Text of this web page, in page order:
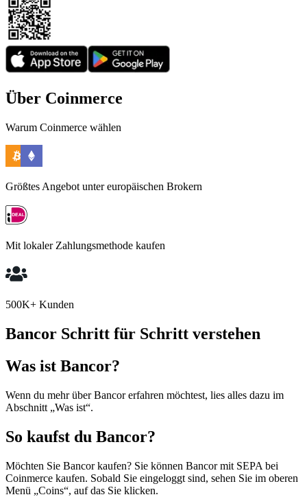
Über Coinmerce
Warum Coinmerce wählen
Größtes Angebot unter europäischen Brokern
Mit lokaler Zahlungsmethode kaufen
500K+ Kunden
Bancor Schritt für Schritt verstehen
Was ist Bancor?
Wenn du mehr über Bancor erfahren möchtest, lies alles dazu im
Abschnitt „Was ist“.
So kaufst du Bancor?
Möchten Sie Bancor kaufen? Sie können Bancor mit SEPA bei
Coinmerce kaufen. Sobald Sie eingeloggt sind, sehen Sie im oberen
Menü „Coins“, auf das Sie klicken.